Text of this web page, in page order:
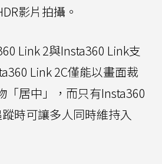
影片拍攝。
Link 2與Insta360 Link支
Link 2C僅能以畫面裁
「居中」，而只有Insta360
時可讓多人同時維持入